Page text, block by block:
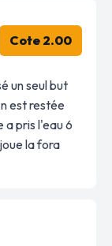
Cote 2.00
un seul but
est restée
a pris l'eau 6
la fora